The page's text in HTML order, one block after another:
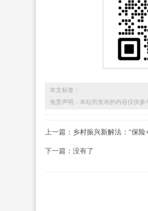
本文标签：
免责声明：本站所发布的内容仅供
上一篇： 乡村振兴新解法：“保
下一篇：没有了